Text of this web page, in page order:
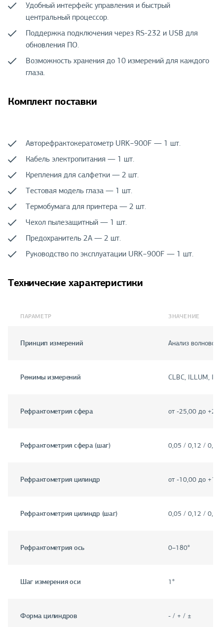
Удобный интерфейс управления и быстрый
центральный процессор.
Поддержка подключения через RS-232 и USB для
обновления ПО.
Возможность хранения до 10 измерений для каждого
глаза.
Комплект поставки
Авторефрактокератометр URK−900F — 1 шт.
Кабель электропитания — 1 шт.
Крепления для салфетки — 2 шт.
Тестовая модель глаза — 1 шт.
Термобумага для принтера — 2 шт.
Чехол пылезащитный — 1 шт.
Предохранитель 2А — 2 шт.
Руководство по эксплуатации URK−900F — 1 шт.
Технические характеристики
ПАРАМЕТР ЗНАЧЕНИЕ
Принцип измерений Анализ
Режимы измерений CLBC, ILLUM,
Рефрактометрия сфера от -25,00 до
Рефрактометрия сфера (шаг) 0,05 / 0,12 /
Рефрактометрия цилиндр от -10,00 до
Рефрактометрия цилиндр (шаг) 0,05 / 0,12 /
Рефрактометрия ось 0–180°
Шаг измерения оси 1°
Форма цилиндров - / + / ±